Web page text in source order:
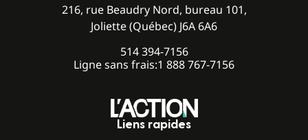
216, rue Beaudry Nord, bureau 101,
Joliette (Québec) J6A 6A6
514 394-7156
Ligne sans frais:1 888 767-7156
Liens rapides